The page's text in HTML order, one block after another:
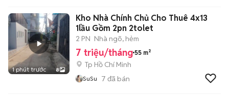
1 phút trước 8
Kho Nhà Chính Chủ Cho Thuê 4x13
1lầu Gồm 2pn 2tolet
2 PN Nhà ngõ, hẻm
7 triệu/tháng 55 m²
Tp Hồ Chí Minh
SuSu 7 đã bán